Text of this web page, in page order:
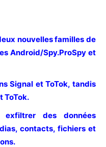
nouvelles familles de
Android/Spy.ProSpy et
Signal et ToTok, tandis
ToTok.
des données
contacts, fichiers et